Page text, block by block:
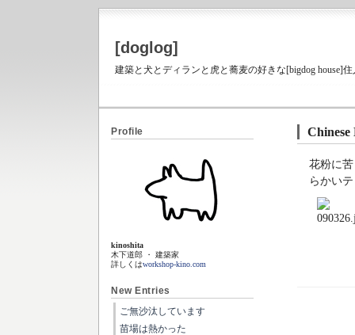
[doglog]
建築と犬とディランと虎と蕎麦の好きな[bigdog house]
Chinese
花粉に
らかい
Profile
kinoshita
木下道郎 ・ 建築家
詳しくはworkshop-kino.com
New Entries
ご無沙汰しています
苗場は熱かった